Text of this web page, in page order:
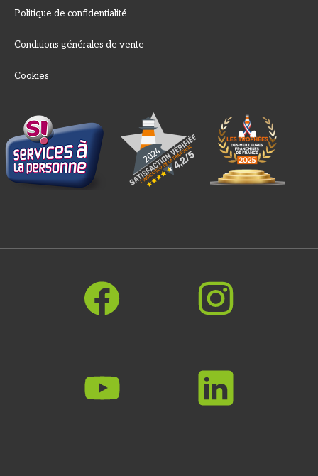
Politique de confidentialité
Conditions générales de vente
Cookies